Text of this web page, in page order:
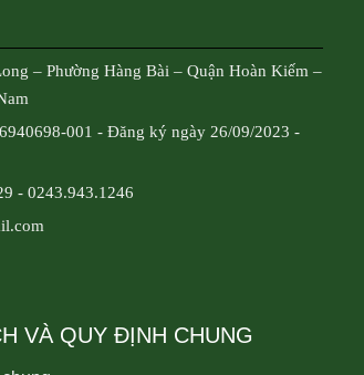
– Phường Hàng Bài – Quận Hoàn Kiếm –
001 - Đăng ký ngày 26/09/2023 -
- 0243.943.1246
VÀ QUY ĐỊNH CHUNG